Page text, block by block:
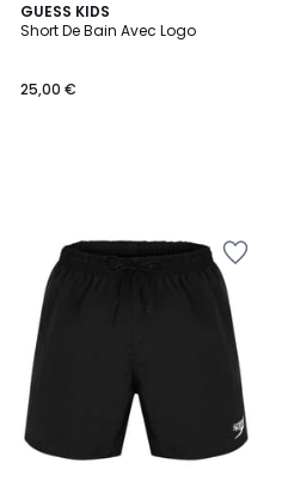
GUESS KIDS
Short De Bain Avec Logo
25,00 €